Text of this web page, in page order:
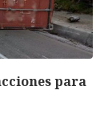
para